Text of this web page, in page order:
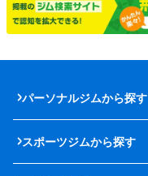
パーソナルジムから探す
スポーツジムから探す